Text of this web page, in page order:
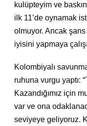
kulüpteyim ve
ilk 11’de oynamak
olmuyor. Ancak
iyisini yapmaya
Kolombiyalı
ruhuna vurgu yaptı:
Kazandığımız için
var ve ona
seviyeye geliyoruz.